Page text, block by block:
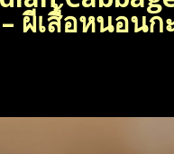
ผีเสื้อหนอนก